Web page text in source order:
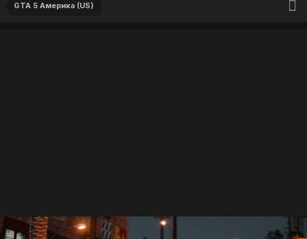
GTA 5 Америка (US)